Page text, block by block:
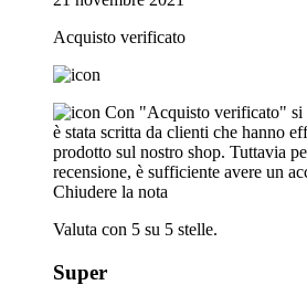
Acquisto verificato
Con "Acquisto verificato" si
è stata scritta da clienti che hanno
prodotto sul nostro shop. Tuttavia
recensione, è sufficiente avere un
Chiudere la nota
Valuta con 5 su 5 stelle.
Super